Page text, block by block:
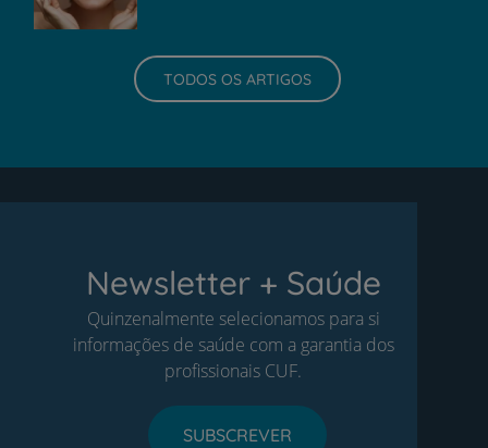
TODOS OS ARTIGOS
Newsletter + Saúde
Quinzenalmente selecionamos para si
informações de saúde com a garantia dos
profissionais CUF.
SUBSCREVER